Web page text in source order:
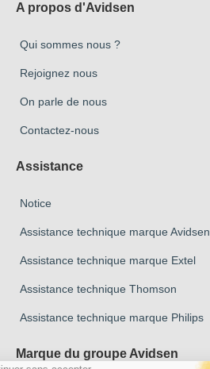
A propos d'Avidsen
Qui sommes nous ?
Rejoignez nous
On parle de nous
Contactez-nous
Assistance
Notice
Assistance technique marque Avidsen
Assistance technique marque Extel
Assistance technique Thomson
Assistance technique marque Philips
Marque du groupe Avidsen